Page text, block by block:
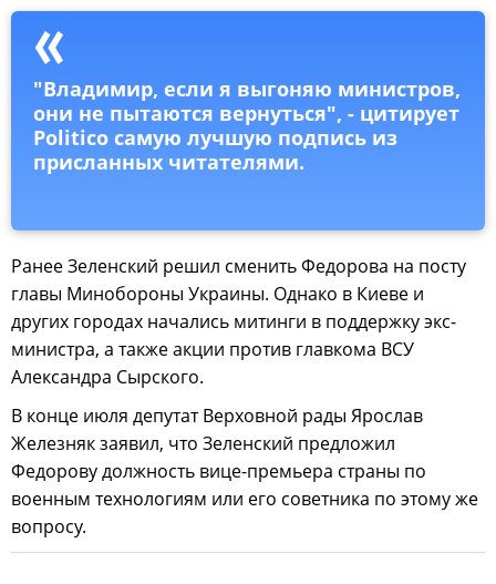
"Владимир, если я выгоняю министров,
они не пытаются вернуться", - цитирует
Politico самую лучшую подпись из
присланных читателями.
Ранее Зеленский решил сменить Федорова на посту
главы Минобороны Украины. Однако в Киеве и
других городах начались митинги в поддержку экс-
министра, а также акции против главкома ВСУ
Александра Сырского.
В конце июля депутат Верховной рады Ярослав
Железняк заявил, что Зеленский предложил
Федорову должность вице-премьера страны по
военным технологиям или его советника по этому же
вопросу.